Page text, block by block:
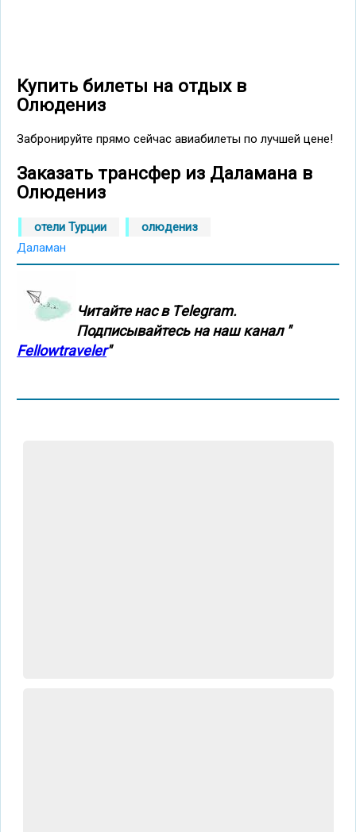
Купить билеты на отдых в
Олюдениз
Забронируйте прямо сейчас авиабилеты по лучшей цене!
Заказать трансфер из Даламана в
Олюдениз
отели Турции
олюдениз
Даламан
Читайте нас в Тelegram.
Подписывайтесь на наш канал "
Fellowtraveler"